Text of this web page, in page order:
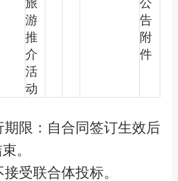
旅
游
推
介
活
动
公
告
附
件
期限：自合同签订生效后
。
受联合体投标。